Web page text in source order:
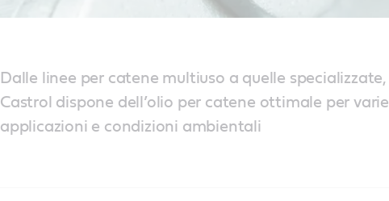
Dalle linee per catene multiuso a quelle specializzate,
Castrol dispone dell’olio per catene ottimale per varie
applicazioni e condizioni ambientali